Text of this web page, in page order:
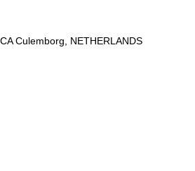
Culemborg, NETHERLANDS